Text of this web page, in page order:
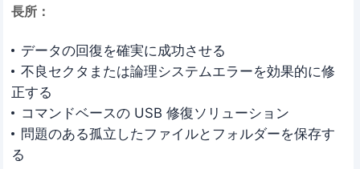
長所：
データの回復を確実に成功させる
不良セクタまたは論理システムエラーを効果的に修
正する
コマンドベースの USB 修復ソリューション
問題のある孤立したファイルとフォルダーを保存す
る